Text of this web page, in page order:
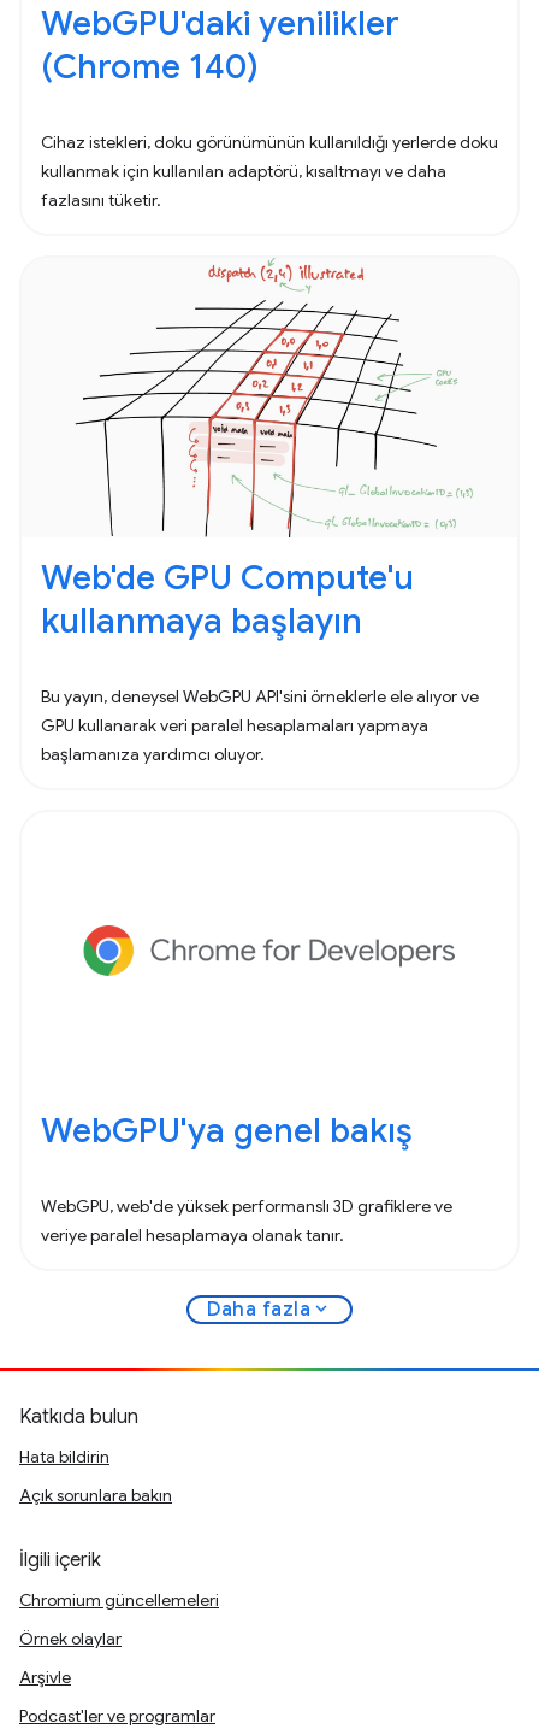
WebGPU'daki yenilikler
(Chrome 140)
Cihaz istekleri, doku görünümünün kullanıldığı yerlerde doku
kullanmak için kullanılan adaptörü, kısaltmayı ve daha
fazlasını tüketir.
Web'de GPU Compute'u
kullanmaya başlayın
Bu yayın, deneysel WebGPU API'sini örneklerle ele alıyor ve
GPU kullanarak veri paralel hesaplamaları yapmaya
başlamanıza yardımcı oluyor.
WebGPU'ya genel bakış
WebGPU, web'de yüksek performanslı 3D grafiklere ve
veriye paralel hesaplamaya olanak tanır.
Daha fazla expand_more
Katkıda bulun
Hata bildirin
Açık sorunlara bakın
İlgili içerik
Chromium güncellemeleri
Örnek olaylar
Arşivle
Podcast'ler ve programlar